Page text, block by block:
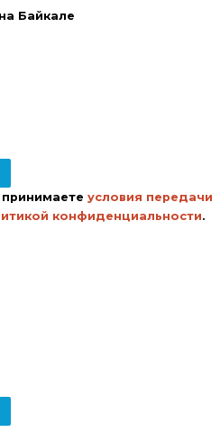
Байкале
условия передачи
конфиденциальности.